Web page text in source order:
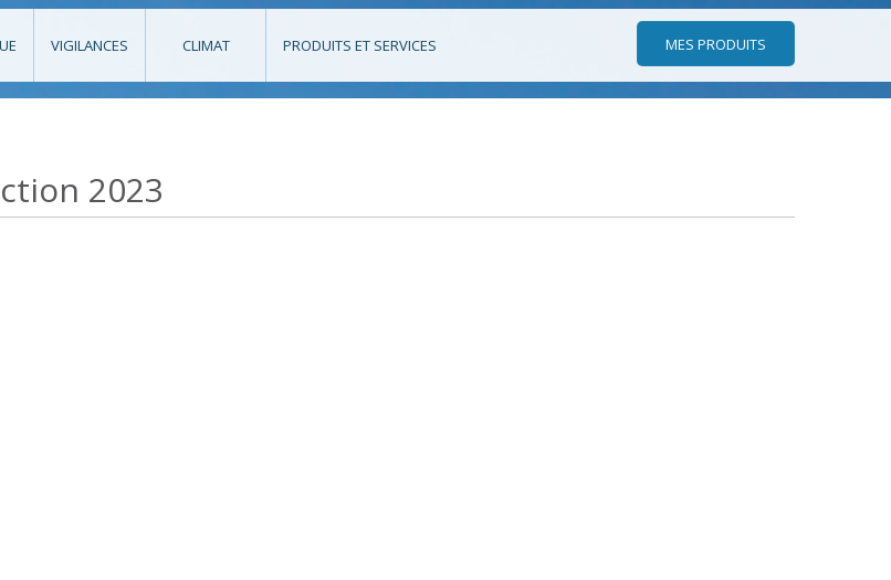
VIGILANCES CLIMAT PRODUITS ET SERVICES MES PRODUITS
2023